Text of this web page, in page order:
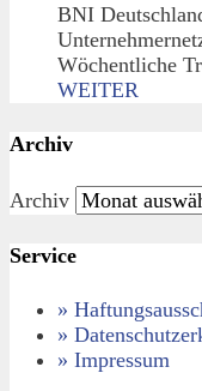
BNI
Wöchentliche
WEITER
Archiv
Archiv
Service
»
»
» Impressum